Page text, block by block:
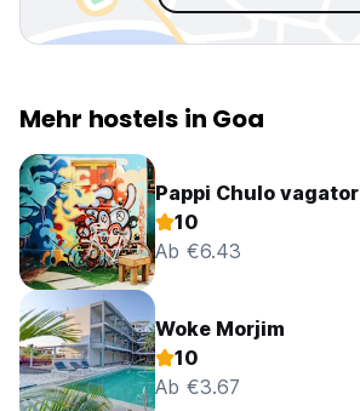
Mehr hostels in Goa
Pappi Chulo vagator
10
Ab €6.43
Woke Morjim
10
Ab €3.67